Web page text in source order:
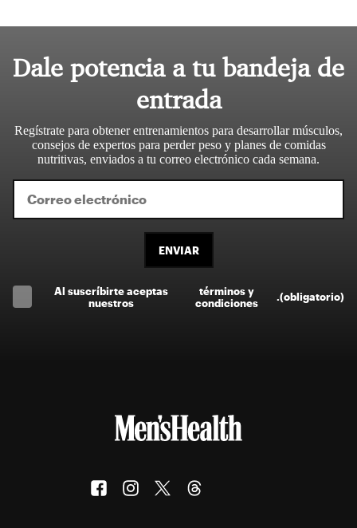
Dale potencia a tu bandeja de
entrada
Regístrate para obtener entrenamientos para desarrollar músculos,
consejos de expertos para perder peso y planes de comidas
nutritivas, enviados a tu correo electrónico cada semana.
ENVIAR
Al suscríbirte aceptas
nuestros
términos y
condiciones
.(obligatorio)